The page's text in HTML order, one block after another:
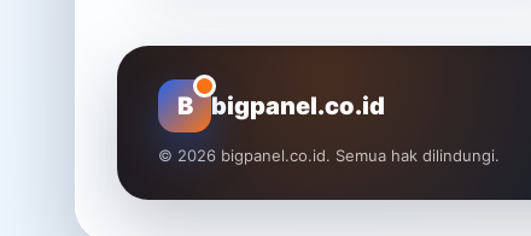
B bigpanel.co.id
© 2026 bigpanel.co.id. Semua hak dilindungi.